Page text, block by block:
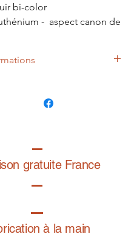
bi-color
- aspect canon de
même les plus
nos ateliers.
régler son bracelet
gratuite France
à la main